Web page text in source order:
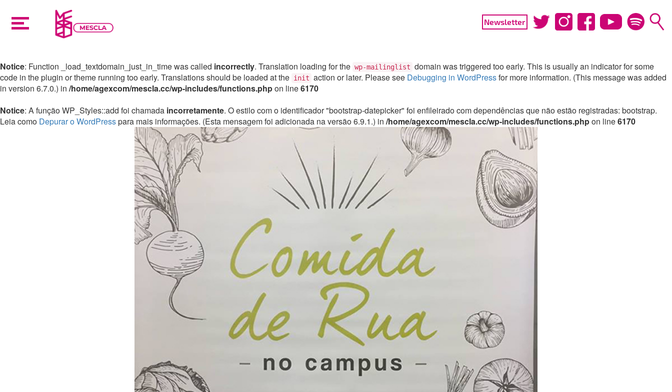
Notice: Function _load_textdomain_just_in_time was called incorrectly. Translation loading for the wp-mailinglist domain was triggered too early. This is usually an indicator for some
code in the plugin or theme running too early. Translations should be loaded at the init action or later. Please see Debugging in WordPressfor more information. (This message was added
in version 6.7.0.) in /home/agexcom/mescla.cc/wp-includes/functions.phpon line6170
Notice: A função WP_Styles::add foi chamada incorretamente. O estilo com o identificador "bootstrap-datepicker" foi enfileirado com dependências que não estão registradas: bootstrap.
Leia como Depurar o WordPresspara mais informações. (Esta mensagem foi adicionada na versão 6.9.1.) in /home/agexcom/mescla.cc/wp-includes/functions.phpon line6170
Newsletter